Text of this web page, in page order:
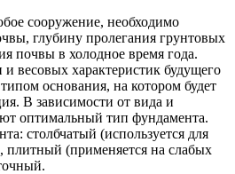
сооружение, необходимо
глубину пролегания грунтовых
почвы в холодное время года.
и весовых характеристик будущего
основания, на котором будет
В зависимости от вида и
оптимальный тип фундамента.
столбчатый (используется для
плитный (применяется на слабых